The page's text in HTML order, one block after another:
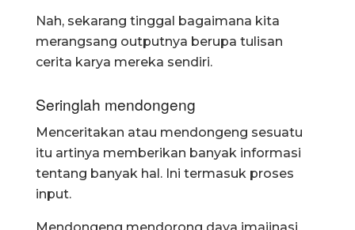
Nah, sekarang tinggal bagaimana kita
merangsang outputnya berupa tulisan
cerita karya mereka sendiri.
Seringlah mendongeng
Menceritakan atau mendongeng sesuatu
itu artinya memberikan banyak informasi
tentang banyak hal. Ini termasuk proses
input.